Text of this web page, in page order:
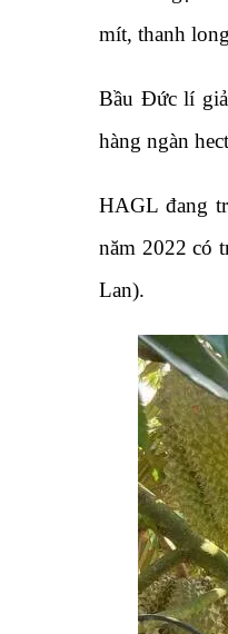
mít, thanh
Bầu Đức lí
hàng ngàn
HAGL đang
năm 2022 có
Lan).